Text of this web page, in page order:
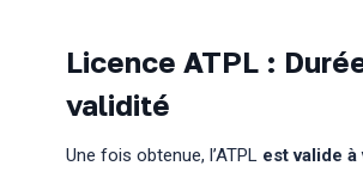
Licence ATPL :
validité
Une fois obtenue, l’ATPLest valide à